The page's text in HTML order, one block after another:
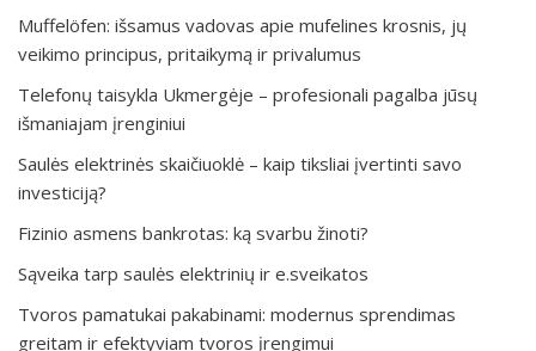
Muffelöfen: išsamus vadovas apie mufelines krosnis, jų
veikimo principus, pritaikymą ir privalumus
Telefonų taisykla Ukmergėje – profesionali pagalba jūsų
išmaniajam įrenginiui
Saulės elektrinės skaičiuoklė – kaip tiksliai įvertinti savo
investiciją?
Fizinio asmens bankrotas: ką svarbu žinoti?
Sąveika tarp saulės elektrinių ir e.sveikatos
Tvoros pamatukai pakabinami: modernus sprendimas
greitam ir efektyviam tvoros įrengimui